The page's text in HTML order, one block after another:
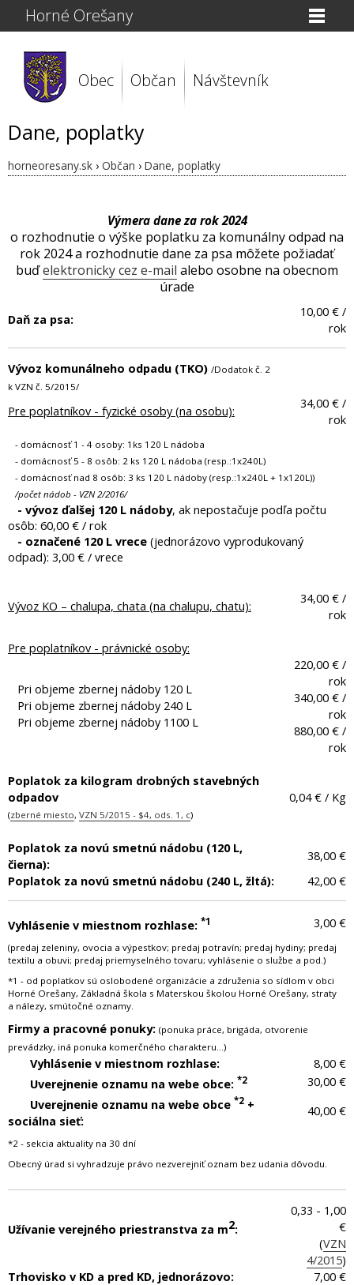
Horné Orešany
Obec Občan Návštevník
Dane, poplatky
horneoresany.sk › Občan › Dane, poplatky
Výmera dane za rok 2024
o rozhodnutie o výške poplatku za komunálny odpad na
rok 2024 a rozhodnutie dane za psa môžete požiadať
buďelektronicky cez e-mail alebo osobne na obecnom
úrade
Daň za psa:
10,00 € /
rok
Vývoz komunálneho odpadu (TKO) /Dodatok č. 2
k VZN č. 5/2015/
Pre poplatníkov - fyzické osoby (na osobu):
34,00 € /
rok
- domácnosť 1 - 4 osoby: 1ks 120 L nádoba
- domácnosť 5 - 8 osôb: 2 ks 120 L nádoba (resp.:1x240L)
- domácnosť nad 8 osôb: 3 ks 120 L nádoby (resp.:1x240L + 1x120L))
/počet nádob - VZN 2/2016/
- vývoz ďalšej 120 L nádoby, ak nepostačuje podľa počtu
osôb: 60,00 € / rok
- označené 120 L vrece (jednorázovo vyprodukovaný
odpad): 3,00 € / vrece
Vývoz KO – chalupa, chata (na chalupu, chatu):
34,00 € /
rok
Pre poplatníkov - právnické osoby:
Pri objeme zbernej nádoby 120 L
Pri objeme zbernej nádoby 240 L
Pri objeme zbernej nádoby 1100 L
220,00 € /
rok
340,00 € /
rok
880,00 € /
rok
Poplatok za kilogram drobných stavebných
odpadov
(zberné miesto, VZN 5/2015 - $4, ods. 1, c)
0,04 € / Kg
Poplatok za novú smetnú nádobu (120 L,
čierna):
38,00 €
Poplatok za novú smetnú nádobu (240 L, žltá):
42,00 €
Vyhlásenie v miestnom rozhlase: *1 3,00 €
(predaj zeleniny, ovocia a výpestkov; predaj potravín; predaj hydiny; predaj
textilu a obuvi; predaj priemyselného tovaru; vyhlásenie o službe a pod.)
*1 - od poplatkov sú oslobodené organizácie a združenia so sídlom v obci
Horné Orešany, Základná škola s Materskou školou Horné Orešany, straty
a nálezy, smútočné oznamy.
Firmy a pracovné ponuky: (ponuka práce, brigáda, otvorenie
prevádzky, iná ponuka komerčného charakteru...)
Vyhlásenie v miestnom rozhlase:
8,00 €
Uverejnenie oznamu na webe obce: *2
30,00 €
Uverejnenie oznamu na webe obce *2 +
sociálna sieť:
40,00 €
*2 - sekcia aktuality na 30 dní
Obecný úrad si vyhradzuje právo nezverejniť oznam bez udania dôvodu.
Užívanie verejného priestranstva za m2:
0,33 - 1,00
€
(VZN
4/2015)
Trhovisko v KD a pred KD, jednorázovo:
7,00 €